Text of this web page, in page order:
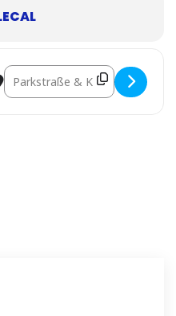
- Tag des Guten Lebens im
Destination Address - Tag des